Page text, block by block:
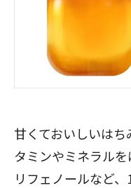
甘くておいしいは
タミンやミネラル
リフェノールなど